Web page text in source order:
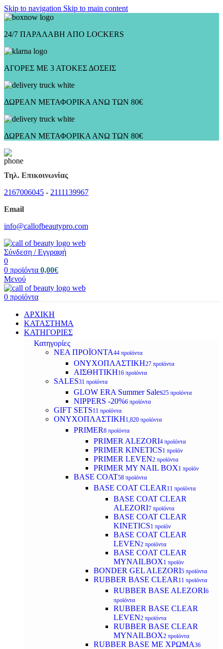
Skip to navigation Skip to main content
24/7 ΠΑΡΑΛΑΒΗ ΑΠΟ LOCKERS
ΑΓΟΡΕΣ ΜΕ 3 ΑΤΟΚΕΣ ΔΟΣΕΙΣ
ΔΩΡΕΑΝ ΜΕΤΑΦΟΡΙΚΑ ΑΝΩ ΤΩΝ 80€
ΔΩΡΕΑΝ ΜΕΤΑΦΟΡΙΚΑ ΑΝΩ ΤΩΝ 80€
Τηλ. Επικοινωνίας
2167006045 - 2111139967
Email
info@callofbeautypro.com
Σύνδεση / Εγγραφή
0
0 προϊόντα 0,00€
Μενού
0 προϊόντα
ΑΡΧΙΚΗ
ΚΑΤΑΣΤΗΜΑ
ΚΑΤΗΓΟΡΙΕΣ
Κατηγορίες
ΝΕΑ ΠΡΟΪΟΝΤΑ44 προϊόντα
ΟΝΥΧΟΠΛΑΣΤΙΚΗ27 προϊόντα
ΑΙΣΘΗΤΙΚΗ16 προϊόντα
SALES31 προϊόντα
GLOW ERA Summer Sales25 προϊόντα
NIPPERS -20%6 προϊόντα
GIFT SETS11 προϊόντα
ΟΝΥΧΟΠΛΑΣΤΙΚΗ1,820 προϊόντα
PRIMER8 προϊόντα
PRIMER ALEZORI4 προϊόντα
PRIMER KINETICS1 προϊόν
PRIMER LEVEN2 προϊόντα
PRIMER MY NAIL BOX1 προϊόν
BASE COAT58 προϊόντα
BASE COAT CLEAR 11 προϊόντα
BASE COAT CLEAR
ALEZORI7 προϊόντα
BASE COAT CLEAR
KINETICS1 προϊόν
BASE COAT CLEAR
LEVEN2 προϊόντα
BASE COAT CLEAR
MYNAILBOX1 προϊόν
BONDER GEL ALEZORI5 προϊόντα
RUBBER BASE CLEAR 11 προϊόντα
RUBBER BASE ALEZORI6
προϊόντα
RUBBER BASE CLEAR
LEVEN2 προϊόντα
RUBBER BASE CLEAR
MYNAILBOX2 προϊόντα
RUBBER BASE ΜΕ ΧΡΩΜΑ36